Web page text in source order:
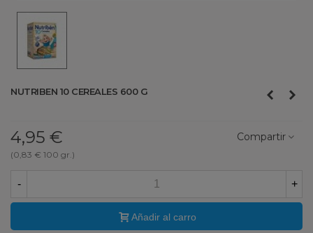
NUTRIBEN 10 CEREALES 600 G
4,95 €
(0,83 € 100 gr.)
Compartir
- +
Añadir al carro